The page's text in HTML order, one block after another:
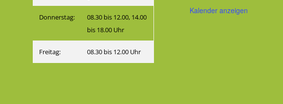
Donnerstag:
08.30 bis 12.00, 14.00
bis 18.00 Uhr
Freitag: 08.30 bis 12.00 Uhr
Kalender anzeigen